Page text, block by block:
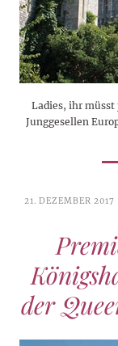
Ladies, ihr müsst
Junggesellen
21. DEZEMBER 2017
der